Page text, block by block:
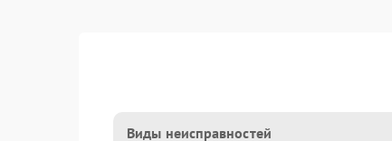
Виды неисправностей